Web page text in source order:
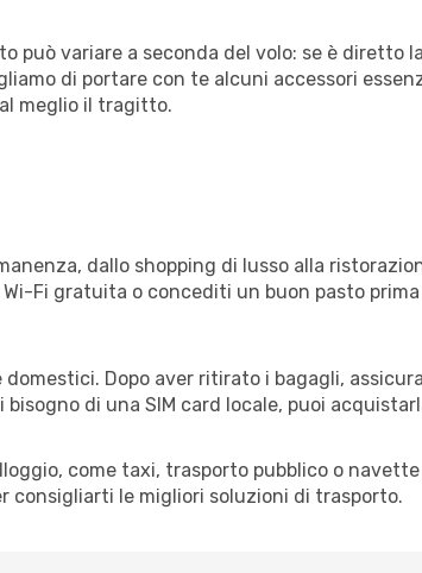
può variare a seconda del volo: se è diretto
di portare con te alcuni accessori
meglio il tragitto.
dallo shopping di lusso alla
Fi gratuita o concediti un buon pasto
Dopo aver ritirato i bagagli,
di una SIM card locale, puoi
come taxi, trasporto pubblico o
consigliarti le migliori soluzioni di trasporto.